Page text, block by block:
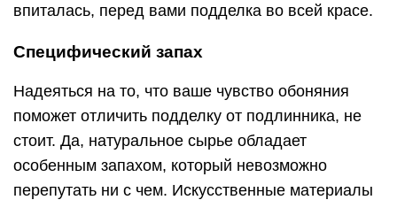
впиталась, перед вами подделка во всей красе.
Специфический запах
Надеяться на то, что ваше чувство обоняния
поможет отличить подделку от подлинника, не
стоит. Да, натуральное сырье обладает
особенным запахом, который невозможно
перепутать ни с чем. Искусственные материалы